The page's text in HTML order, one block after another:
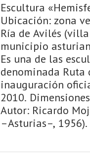
Escultura
Ubicación: zona
Ría de Avilés
municipio
Es una de las
denominada Ruta
inauguración
2010.
Autor: Ricardo
–Asturias–,